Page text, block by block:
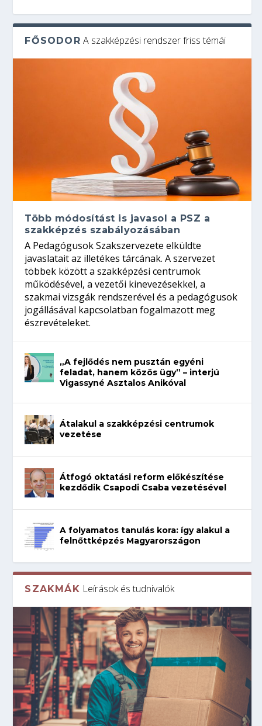
FŐSODOR A szakképzési rendszer friss témái
Több módosítást is javasol a PSZ a
szakképzés szabályozásában
A Pedagógusok Szakszervezete elküldte
javaslatait az illetékes tárcának. A szervezet
többek között a szakképzési centrumok
működésével, a vezetői kinevezésekkel, a
szakmai vizsgák rendszerével és a pedagógusok
jogállásával kapcsolatban fogalmazott meg
észrevételeket.
„A fejlődés nem pusztán egyéni
feladat, hanem közös ügy” – interjú
Vigassyné Asztalos Anikóval
Átalakul a szakképzési centrumok
vezetése
Átfogó oktatási reform előkészítése
kezdődik Csapodi Csaba vezetésével
A folyamatos tanulás kora: így alakul a
felnőttképzés Magyarországon
SZAKMÁK Leírások és tudnivalók